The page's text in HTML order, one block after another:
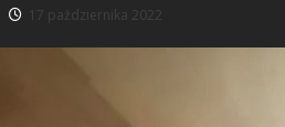
17 października 2022